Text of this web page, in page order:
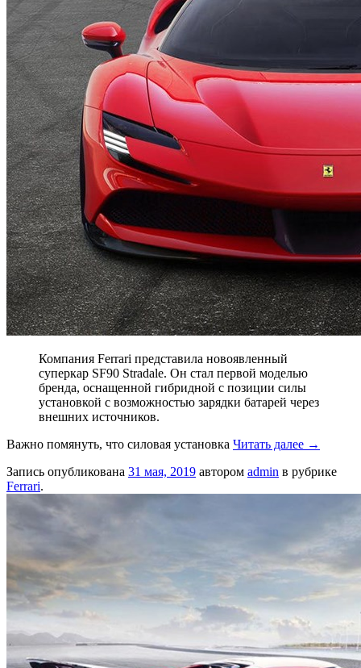
Компания Ferrari представила новоявленный
суперкар SF90 Stradale. Он стал первой моделью
бренда, оснащенной гибридной с позиции силы
установкой с возможностью зарядки батарей через
внешних источников.
Важно помянуть, что силовая установка Читать далее →
Запись опубликована 31 мая, 2019 автором admin в рубрике
Ferrari.